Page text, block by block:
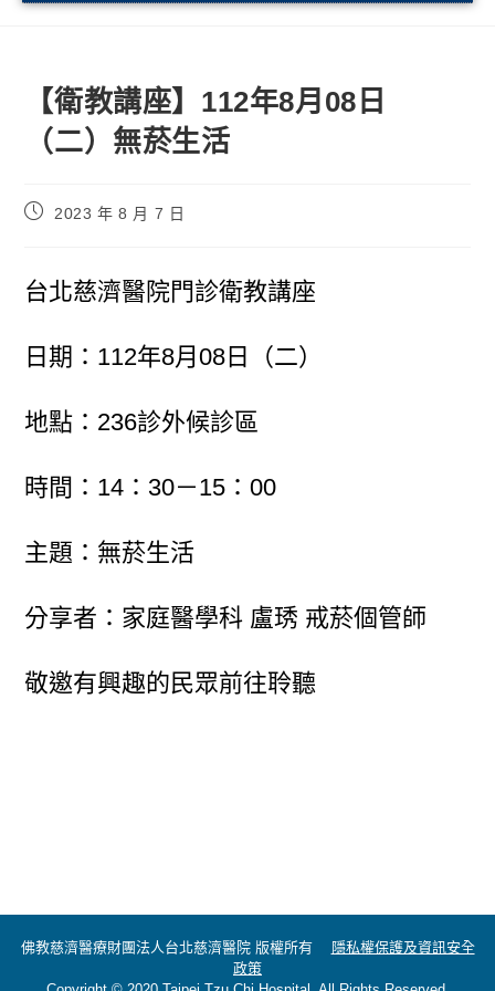
【衛教講座】112年8月08日
（二）無菸生活
2023 年 8 月 7 日
台北慈濟醫院門診衛教講座
日期：112年8月08日（二）
地點：236診外候診區
時間：14：30－15：00
主題：無菸生活
分享者：家庭醫學科 盧琇 戒菸個管師
敬邀有興趣的民眾前往聆聽
佛教慈濟醫療財團法人台北慈濟醫院 版權所有 隱私權保護及資訊安全
政策